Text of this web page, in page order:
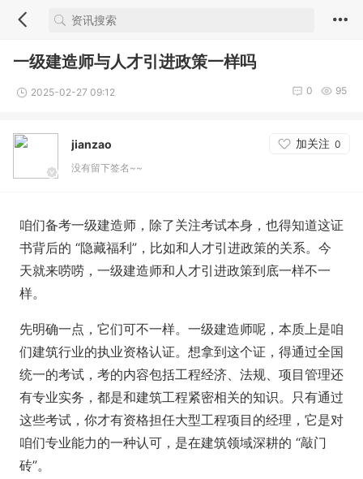
一级建造师与人才引进政策一样吗
2025-02-27 09:12 95
0
jianzao 加关注 0
没有留下签名~~
咱们备考一级建造师，除了关注考试本身，也得知道这证
书背后的 “隐藏福利”，比如和人才引进政策的关系。今
天就来唠唠，一级建造师和人才引进政策到底一样不一
样。
先明确一点，它们可不一样。一级建造师呢，本质上是咱
们建筑行业的执业资格认证。想拿到这个证，得通过全国
统一的考试，考的内容包括工程经济、法规、项目管理还
有专业实务，都是和建筑工程紧密相关的知识。只有通过
这些考试，你才有资格担任大型工程项目的经理，它是对
咱们专业能力的一种认可，是在建筑领域深耕的 “敲门
砖”。